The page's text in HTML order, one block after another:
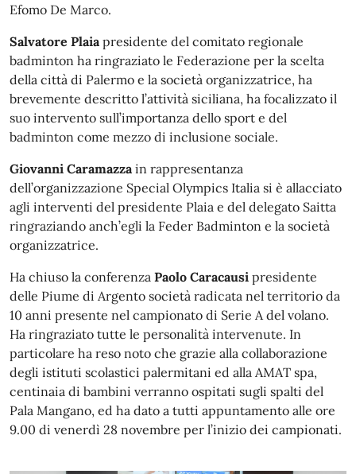
Efomo De Marco.
Salvatore Plaia presidente del comitato regionale
badminton ha ringraziato le Federazione per la scelta
della città di Palermo e la società organizzatrice, ha
brevemente descritto l’attività siciliana, ha focalizzato il
suo intervento sull’importanza dello sport e del
badminton come mezzo di inclusione sociale.
Giovanni Caramazza in rappresentanza
dell’organizzazione Special Olympics Italia si è allacciato
agli interventi del presidente Plaia e del delegato Saitta
ringraziando anch’egli la Feder Badminton e la società
organizzatrice.
Ha chiuso la conferenza Paolo Caracausi presidente
delle Piume di Argento società radicata nel territorio da
10 anni presente nel campionato di Serie A del volano.
Ha ringraziato tutte le personalità intervenute. In
particolare ha reso noto che grazie alla collaborazione
degli istituti scolastici palermitani ed alla AMAT spa,
centinaia di bambini verranno ospitati sugli spalti del
Pala Mangano, ed ha dato a tutti appuntamento alle ore
9.00 di venerdì 28 novembre per l’inizio dei campionati.